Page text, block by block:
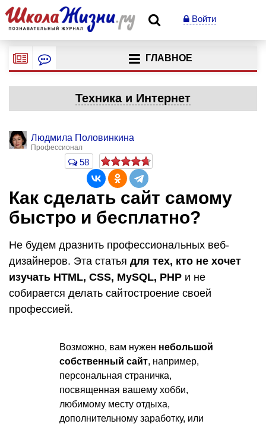
Войти
ГЛАВНОЕ
Техника и Интернет
Людмила Половинкина
Профессионал
58
Как сделать сайт самому
быстро и бесплатно?
Не будем дразнить профессиональных веб-
дизайнеров. Эта статья для тех, кто не хочет
изучать HTML, CSS, MySQL, PHP и не
собирается делать сайтостроение своей
профессией.
Возможно, вам нужен небольшой
собственный сайт, например,
персональная страничка,
посвященная вашему хобби,
любимому месту отдыха,
дополнительному заработку, или